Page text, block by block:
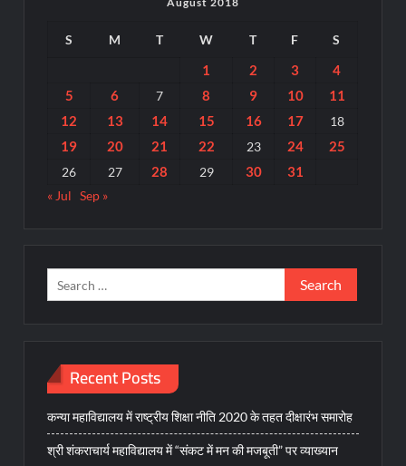
S M T W T F S
1 2 3
4
5
6 7 8 9 10
11
12
13 14 15 16 17 18
19 20 21 22 23 24 25
26 27 28 29 30 31
« Jul Sep »
Search
for:
Recent Posts
कन्या महाविद्यालय में राष्ट्रीय शिक्षा नीति 2020 के तहत दीक्षारंभ समारोह
श्री शंकराचार्य महाविद्यालय में “संकट में मन की मजबूती” पर व्याख्यान